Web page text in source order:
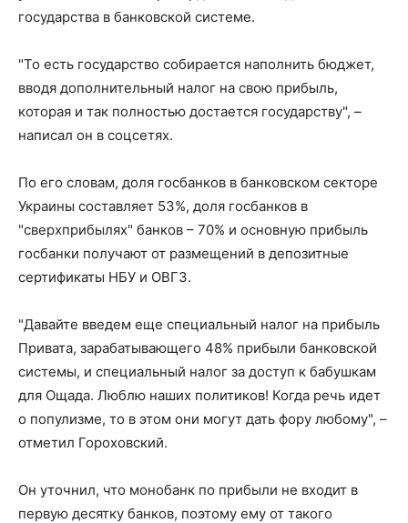
государства в банковской системе.
"То есть государство собирается наполнить бюджет,
вводя дополнительный налог на свою прибыль,
которая и так полностью достается государству", –
написал он в соцсетях.
По его словам, доля госбанков в банковском секторе
Украины составляет 53%, доля госбанков в
"сверхприбылях" банков – 70% и основную прибыль
госбанки получают от размещений в депозитные
сертификаты НБУ и ОВГЗ.
"Давайте введем еще специальный налог на прибыль
Привата, зарабатывающего 48% прибыли банковской
системы, и специальный налог за доступ к бабушкам
для Ощада. Люблю наших политиков! Когда речь идет
о популизме, то в этом они могут дать фору любому", –
отметил Гороховский.
Он уточнил, что монобанк по прибыли не входит в
первую десятку банков, поэтому ему от такого